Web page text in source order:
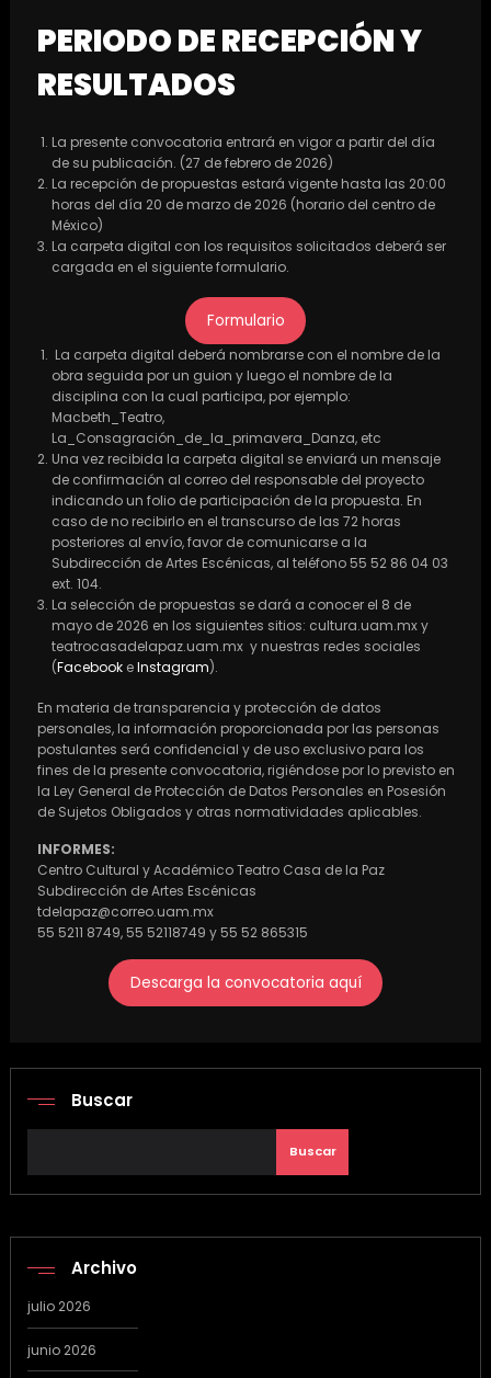
PERIODO DE RECEPCIÓN Y
RESULTADOS
La presente convocatoria entrará en vigor a partir del día
de su publicación. (27 de febrero de 2026)
La recepción de propuestas estará vigente hasta las 20:00
horas del día 20 de marzo de 2026 (horario del centro de
México)
La carpeta digital con los requisitos solicitados deberá ser
cargada en el siguiente formulario.
Formulario
La carpeta digital deberá nombrarse con el nombre de la
obra seguida por un guion y luego el nombre de la
disciplina con la cual participa, por ejemplo:
Macbeth_Teatro,
La_Consagración_de_la_primavera_Danza, etc
Una vez recibida la carpeta digital se enviará un mensaje
de confirmación al correo del responsable del proyecto
indicando un folio de participación de la propuesta. En
caso de no recibirlo en el transcurso de las 72 horas
posteriores al envío, favor de comunicarse a la
Subdirección de Artes Escénicas, al teléfono 55 52 86 04 03
ext. 104.
La selección de propuestas se dará a conocer el 8 de
mayo de 2026 en los siguientes sitios: cultura.uam.mx y
teatrocasadelapaz.uam.mx y nuestras redes sociales
(Facebook eInstagram).
En materia de transparencia y protección de datos
personales, la información proporcionada por las personas
postulantes será confidencial y de uso exclusivo para los
fines de la presente convocatoria, rigiéndose por lo previsto en
la Ley General de Protección de Datos Personales en Posesión
de Sujetos Obligados y otras normatividades aplicables.
INFORMES:
Centro Cultural y Académico Teatro Casa de la Paz
Subdirección de Artes Escénicas
tdelapaz@correo.uam.mx
55 5211 8749, 55 52118749 y 55 52 865315
Descarga la convocatoria aquí
Buscar
Buscar
Archivo
julio 2026
junio 2026